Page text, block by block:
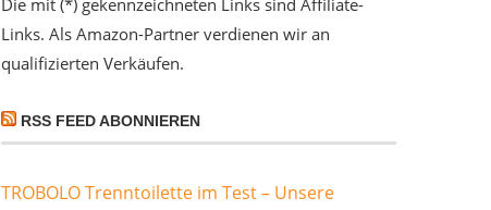
Die mit (*) gekennzeichneten Links sind Affiliate-
Links. Als Amazon-Partner verdienen wir an
qualifizierten Verkäufen.
RSS FEED ABONNIEREN
TROBOLO Trenntoilette im Test – Unsere